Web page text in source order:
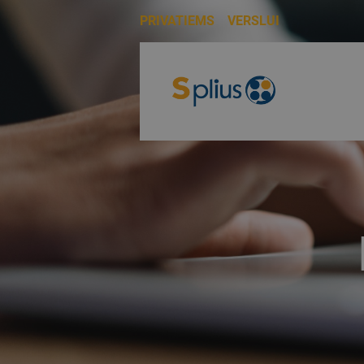
PRIVATIEMS VERSLUI